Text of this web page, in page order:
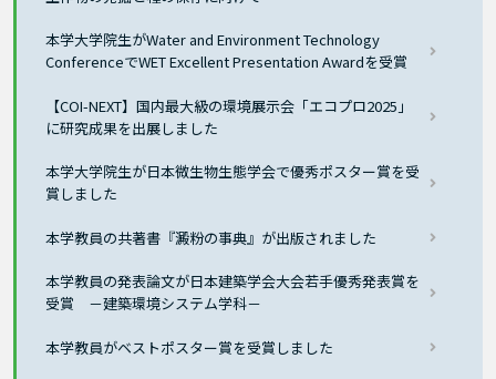
本学大学院生がWater and Environment Technology
ConferenceでWET Excellent Presentation Awardを受賞
【COI-NEXT】国内最大級の環境展示会「エコプロ2025」
に研究成果を出展しました
本学大学院生が日本微生物生態学会で優秀ポスター賞を受
賞しました
本学教員の共著書『澱粉の事典』が出版されました
本学教員の発表論文が日本建築学会大会若手優秀発表賞を
受賞 －建築環境システム学科－
本学教員がベストポスター賞を受賞しました